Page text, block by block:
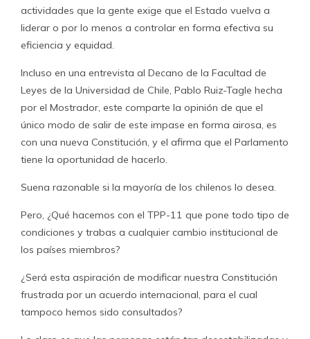
actividades que la gente exige que el Estado vuelva a
liderar o por lo menos a controlar en forma efectiva su
eficiencia y equidad.
Incluso en una entrevista al Decano de la Facultad de
Leyes de la Universidad de Chile, Pablo Ruiz-Tagle hecha
por el Mostrador, este comparte la opinión de que el
único modo de salir de este impase en forma airosa, es
con una nueva Constitución, y el afirma que el Parlamento
tiene la oportunidad de hacerlo.
Suena razonable si la mayoría de los chilenos lo desea.
Pero, ¿Qué hacemos con el TPP-11 que pone todo tipo de
condiciones y trabas a cualquier cambio institucional de
los países miembros?
¿Será esta aspiración de modificar nuestra Constitución
frustrada por un acuerdo internacional, para el cual
tampoco hemos sido consultados?